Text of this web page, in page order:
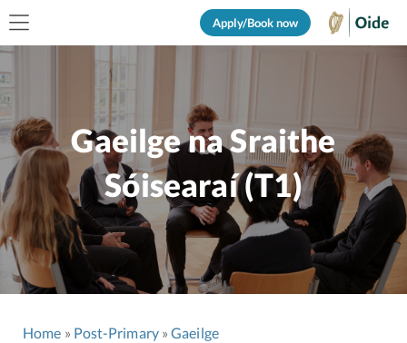
Apply/Book now
Gaeilge na Sraithe
Sóisearaí (T1)
Home Post-Primary
Gaeilge